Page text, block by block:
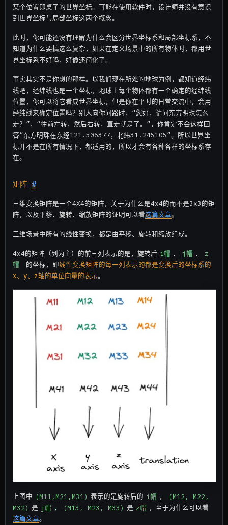
某个位置即桌子的世界坐标。可能在使用软件时，设计师并没有意识
到世界坐标与局部坐标这两个概念。
此时，你可能还没有理解为什么会区分世界坐标系和局部坐标系，不
知道为什么要搞这么复杂，如果在定义场景中的所有物体时，都用世
界坐标系不好吗，好像还简化了。
事实其实不是你想的那样。以我们现在所处的地球为例，都知道经纬
线吧，经纬线也是一个坐标，地球上每个物体都有一个确定的经纬线
位置，你可以将它看成世界坐标，但是你在平时的日常交流中，会用
经纬线来确定位置吗？别人向你问路时，“您好，请问东方明珠怎么
走？”，“往前左转，然后右转，直走就是了。”，你肯定不会这样回
答“东方明珠在东经121.506377，北纬31.245105”。所以世界坐
标并不是在所有情况下，都适用的，所以才会有各种各样的坐标系存
在。
矩阵 #
三维变换矩阵是一个4X4的矩阵，关于为什么是4x4的而不是3x3的矩
阵，以及平移、旋转、缩放矩阵的证明可以看这篇文章。
三维场景中所有的线性变换，都是由平移、旋转和缩放组成。
4x4的矩阵（列为主）的前三列表示的是，旋转后 i帽 、 j帽 、
z
帽
的坐标，即线性变换矩阵的每一列表示的都是变换后的坐标系的
x、y、z轴的单位向量的表示。
上图中 (M11,M21,M31) 表示的是旋转后的 i帽 ，
(M12, M22,
M32) 是 j帽 ， (M13, M23, M33) 是 z帽 ，至于为什么可以看
这篇文章。